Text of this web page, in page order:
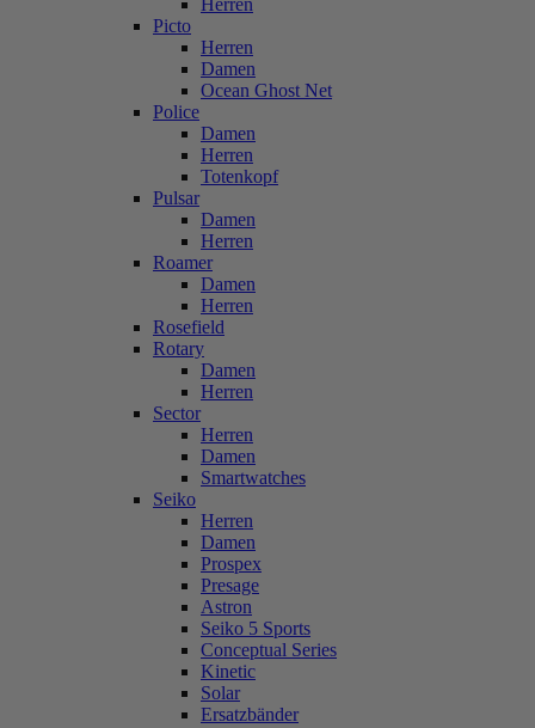
Herren
Picto
Herren
Damen
Ocean Ghost Net
Police
Damen
Herren
Totenkopf
Pulsar
Damen
Herren
Roamer
Damen
Herren
Rosefield
Rotary
Damen
Herren
Sector
Herren
Damen
Smartwatches
Seiko
Herren
Damen
Prospex
Presage
Astron
Seiko 5 Sports
Conceptual Series
Kinetic
Solar
Ersatzbänder